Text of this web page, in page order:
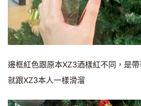
邊框紅色跟原本XZ3酒樣紅不同，是
就跟XZ3本人一樣滑溜